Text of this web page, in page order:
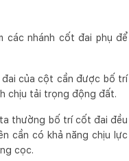
các nhánh cốt đai phụ để
của cột cần được bố trí
chịu tải trọng động đất.
thường bố trí cốt đai đều
cần có khả năng chịu lực
cọc.